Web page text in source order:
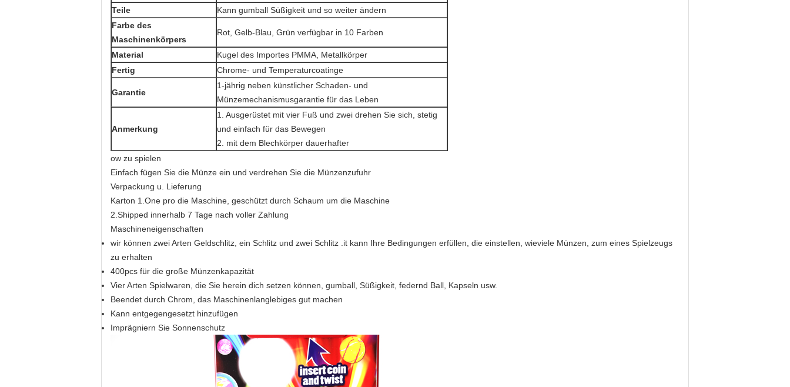
Teile
Kann gumball Süßigkeit und so weiter ändern
Farbe des
Maschinenkörpers
Rot, Gelb-Blau, Grün verfügbar in 10 Farben
Material
Kugel des Importes PMMA, Metallkörper
Fertig
Chrome- und Temperaturcoatinge
Garantie
1-jährig neben künstlicher Schaden- und
Münzemechanismusgarantie für das Leben
Anmerkung
1. Ausgerüstet mit vier Fuß und zwei drehen Sie sich, stetig
und einfach für das Bewegen
2. mit dem Blechkörper dauerhafter
ow zu spielen
Einfach fügen Sie die Münze ein und verdrehen Sie die Münzenzufuhr
Verpackung u. Lieferung
Karton 1.One pro die Maschine, geschützt durch Schaum um die Maschine
2.Shipped innerhalb 7 Tage nach voller Zahlung
Maschineneigenschaften
wir können zwei Arten Geldschlitz, ein Schlitz und zwei Schlitz .it kann Ihre Bedingungen erfüllen, die einstellen, wieviele Münzen, zum eines Spielzeugs
zu erhalten
400pcs für die große Münzenkapazität
Vier Arten Spielwaren, die Sie herein dich setzen können, gumball, Süßigkeit, federnd Ball, Kapseln usw.
Beendet durch Chrom, das Maschinenlanglebiges gut machen
Kann entgegengesetzt hinzufügen
Imprägniern Sie Sonnenschutz